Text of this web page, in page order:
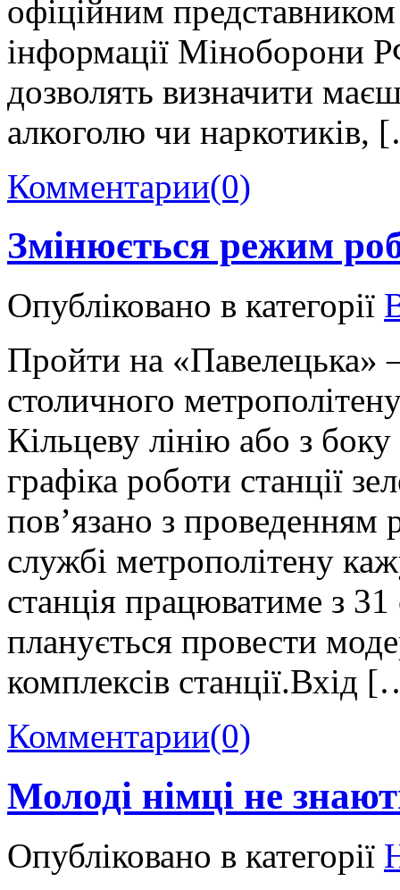
офіційним
інформації Міноборони
дозволять визначити
алкоголю чи наркотиків,
Комментарии(0)
Змінюється режим
Опубліковано в категорії
Пройти на «Павелецька»
столичного
Кільцеву лінію або з
графіка роботи станції
пов’язано з проведенням
службі метрополітену
станція працюватиме з
планується провести
комплексів станції.Вхід
Комментарии(0)
Молоді німці не
Опубліковано в категорії